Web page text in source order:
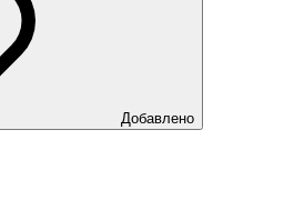
Добавлено